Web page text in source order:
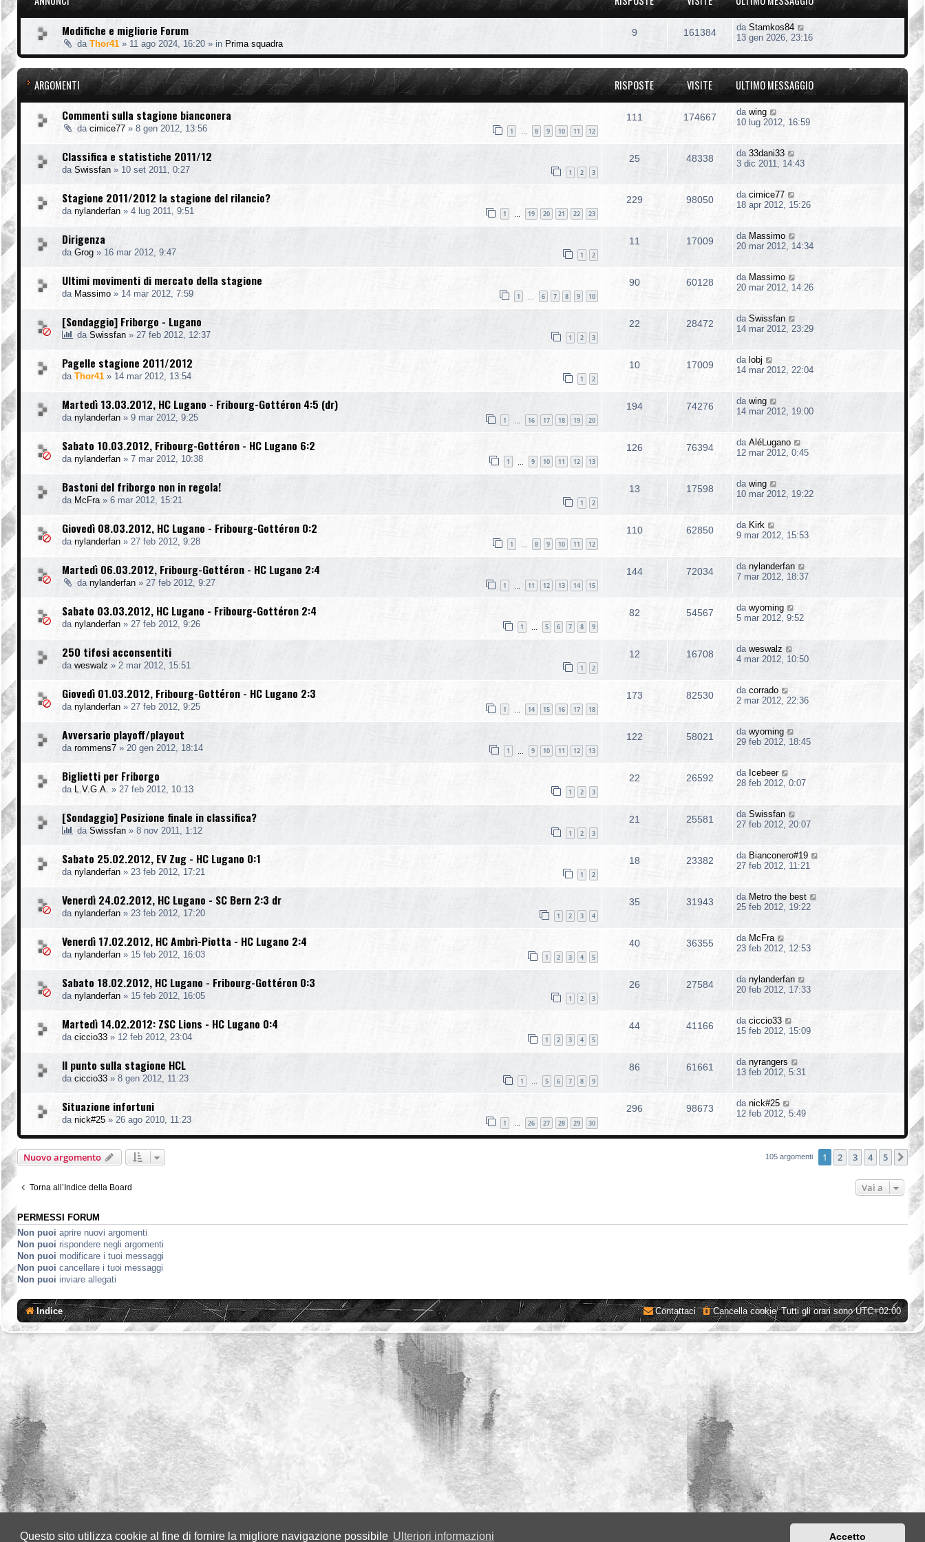
Questo sito utilizza cookie al fine di fornire la migliore navigazione possibile Ulteriori informazioni Accetto
Modifiche e migliorie Forum
da Thor41 » 11 ago 2024, 16:20 » in Prima squadra
9 161384 da Stamkos84
13 gen 2026, 23:16
ARGOMENTI RISPOSTE VISITE ULTIMO MESSAGGIO
Commenti sulla stagione bianconera
da cimice77 » 8 gen 2012, 13:56 1 8 9 10 11 12
111 174667 da wing
10 lug 2012, 16:59
Classifica e statistiche 2011/12
da Swissfan » 10 set 2011, 0:27 1 2 3
25 48338 da 33dani33
3 dic 2011, 14:43
Stagione 2011/2012 la stagione del rilancio?
da nylanderfan » 4 lug 2011, 9:51 1 19 20 21 22 23
229 98050 da cimice77
18 apr 2012, 15:26
Dirigenza
da Grog » 16 mar 2012, 9:47 1 2
11 17009 da Massimo
20 mar 2012, 14:34
Ultimi movimenti di mercato della stagione
da Massimo » 14 mar 2012, 7:59 1 6 7 8 9 10
90 60128 da Massimo
20 mar 2012, 14:26
[Sondaggio] Friborgo - Lugano
da Swissfan » 27 feb 2012, 12:37 1 2 3
22 28472 da Swissfan
14 mar 2012, 23:29
Pagelle stagione 2011/2012
da Thor41 » 14 mar 2012, 13:54 1 2
10 17009 da lobj
14 mar 2012, 22:04
Martedì 13.03.2012, HC Lugano - Fribourg-Gottéron 4:5 (dr)
da nylanderfan » 9 mar 2012, 9:25 1 16 17 18 19 20
194 74276 da wing
14 mar 2012, 19:00
Sabato 10.03.2012, Fribourg-Gottéron - HC Lugano 6:2
da nylanderfan » 7 mar 2012, 10:38 1 9 10 11 12 13
126 76394 da AléLugano
12 mar 2012, 0:45
Bastoni del friborgo non in regola!
da McFra » 6 mar 2012, 15:21 1 2
13 17598 da wing
10 mar 2012, 19:22
Giovedì 08.03.2012, HC Lugano - Fribourg-Gottéron 0:2
da nylanderfan » 27 feb 2012, 9:28 1 8 9 10 11 12
110 62850 da Kirk
9 mar 2012, 15:53
Martedì 06.03.2012, Fribourg-Gottéron - HC Lugano 2:4
da nylanderfan » 27 feb 2012, 9:27 1 11 12 13 14 15
144 72034 da nylanderfan
7 mar 2012, 18:37
Sabato 03.03.2012, HC Lugano - Fribourg-Gottéron 2:4
da nylanderfan » 27 feb 2012, 9:26 1 5 6 7 8 9
82 54567 da wyoming
5 mar 2012, 9:52
250 tifosi acconsentiti
da weswalz » 2 mar 2012, 15:51 1 2
12 16708 da weswalz
4 mar 2012, 10:50
Giovedì 01.03.2012, Fribourg-Gottéron - HC Lugano 2:3
da nylanderfan » 27 feb 2012, 9:25 1 14 15 16 17 18
173 82530 da corrado
2 mar 2012, 22:36
Avversario playoff/playout
da rommens7 » 20 gen 2012, 18:14 1 9 10 11 12 13
122 58021 da wyoming
29 feb 2012, 18:45
Biglietti per Friborgo
da L.V.G.A. » 27 feb 2012, 10:13 1 2 3
22 26592 da Icebeer
28 feb 2012, 0:07
[Sondaggio] Posizione finale in classifica?
da Swissfan » 8 nov 2011, 1:12 1 2 3
21 25581 da Swissfan
27 feb 2012, 20:07
Sabato 25.02.2012, EV Zug - HC Lugano 0:1
da nylanderfan » 23 feb 2012, 17:21 1 2
18 23382 da Bianconero#19
27 feb 2012, 11:21
Venerdì 24.02.2012, HC Lugano - SC Bern 2:3 dr
da nylanderfan » 23 feb 2012, 17:20 1 2 3 4
35 31943 da Metro the best
25 feb 2012, 19:22
Venerdì 17.02.2012, HC Ambrì-Piotta - HC Lugano 2:4
da nylanderfan » 15 feb 2012, 16:03 1 2 3 4 5
40 36355 da McFra
23 feb 2012, 12:53
Sabato 18.02.2012, HC Lugano - Fribourg-Gottéron 0:3
da nylanderfan » 15 feb 2012, 16:05 1 2 3
26 27584 da nylanderfan
20 feb 2012, 17:33
Martedì 14.02.2012: ZSC Lions - HC Lugano 0:4
da ciccio33 » 12 feb 2012, 23:04 1 2 3 4 5
44 41166 da ciccio33
15 feb 2012, 15:09
Il punto sulla stagione HCL
da ciccio33 » 8 gen 2012, 11:23 1 5 6 7 8 9
86 61661 da nyrangers
13 feb 2012, 5:31
Situazione infortuni
da nick#25 » 26 ago 2010, 11:23 1 26 27 28 29 30
296 98673 da nick#25
12 feb 2012, 5:49
Nuovo argomento 105 argomenti 1 2 3 4 5
Torna all’Indice della Board Vai a
PERMESSI FORUM
Non puoi aprire nuovi argomenti
Non puoi rispondere negli argomenti
Non puoi modificare i tuoi messaggi
Non puoi cancellare i tuoi messaggi
Non puoi inviare allegati
Indice Tutti gli orari sonoUTC+02:00
Cancella cookie
Contattaci